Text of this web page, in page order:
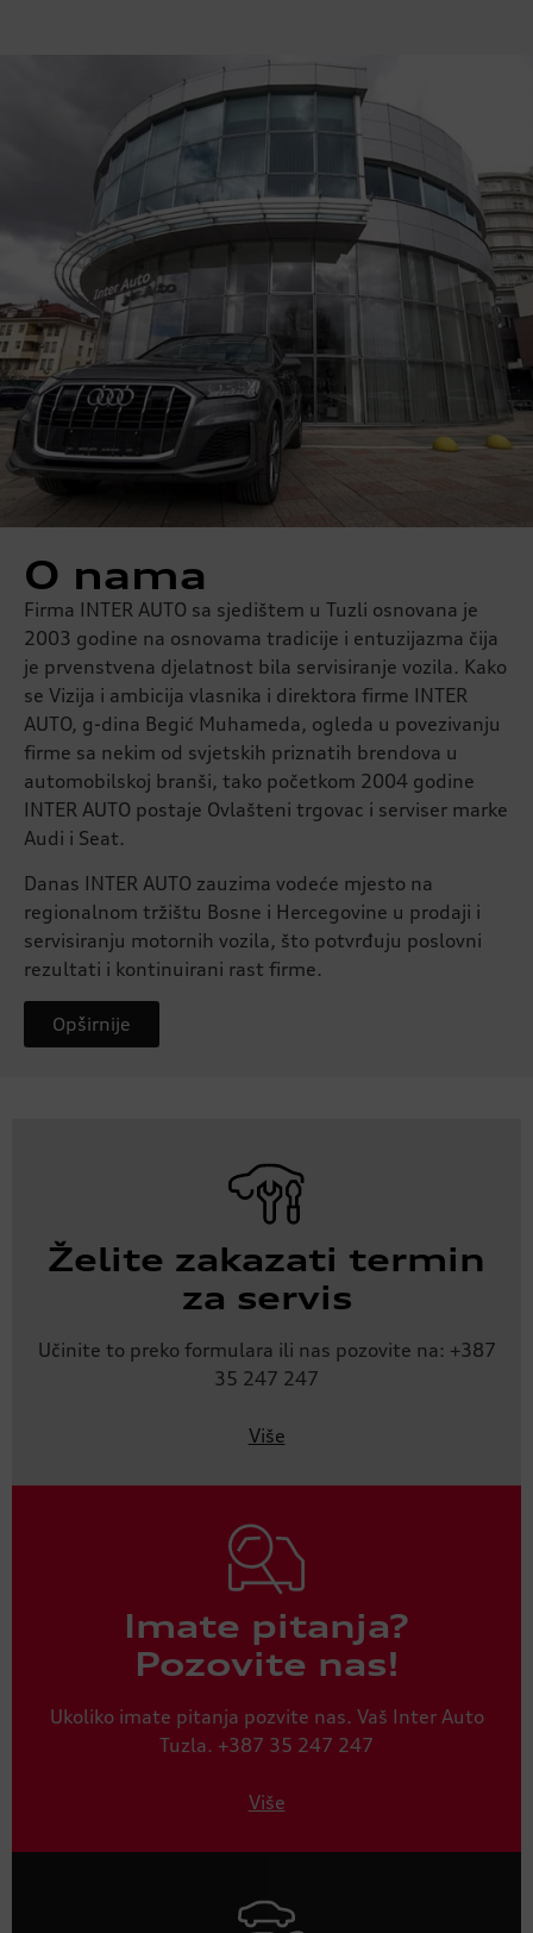
O nama
Firma INTER AUTO sa sjedištem u Tuzli osnovana je
2003 godine na osnovama tradicije i entuzijazma čija
je prvenstvena djelatnost bila servisiranje vozila. Kako
se Vizija i ambicija vlasnika i direktora firme INTER
AUTO, g-dina Begić Muhameda, ogleda u povezivanju
firme sa nekim od svjetskih priznatih brendova u
automobilskoj branši, tako početkom 2004 godine
INTER AUTO postaje Ovlašteni trgovac i serviser marke
Audi i Seat.
Danas INTER AUTO zauzima vodeće mjesto na
regionalnom tržištu Bosne i Hercegovine u prodaji i
servisiranju motornih vozila, što potvrđuju poslovni
rezultati i kontinuirani rast firme.
Opširnije
Želite zakazati termin
za servis
Učinite to preko formulara ili nas pozovite na: +387
35 247 247
Više
Imate pitanja?
Pozovite nas!
Ukoliko imate pitanja pozvite nas. Vaš Inter Auto
Tuzla. +387 35 247 247
Više